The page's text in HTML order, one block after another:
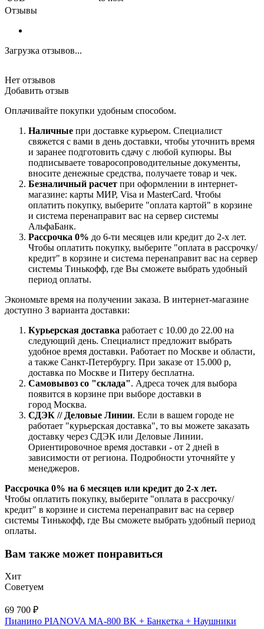
Отзывы
Загрузка отзывов...
Нет отзывов
Добавить отзыв
Оплачивайте покупки удобным способом.
Наличные при доставке курьером. Специалист
свяжется с вами в день доставки, чтобы уточнить время
и заранее подготовить сдачу с любой купюры. Вы
подписываете товаросопроводительные документы,
вносите денежные средства, получаете товар и чек.
Безналичный расчет при оформлении в интернет-
магазине: карты МИР, Visa и MasterCard. Чтобы
оплатить покупку, выберите "оплата картой" в корзине
и система перенаправит вас на сервер системы
АльфаБанк.
Рассрочка 0% до 6-ти месяцев или кредит до 2-х лет.
Чтобы оплатить покупку, выберите "оплата в рассрочку/
кредит" в корзине и система перенаправит вас на сервер
системы Тинькофф, где Вы сможете выбрать удобный
период оплаты.
Экономьте время на получении заказа. В интернет-магазине
доступно 3 варианта доставки:
Курьерская доставка работает с 10.00 до 22.00 на
следующий день. Специалист предложит выбрать
удобное время доставки. Работает по Москве и области,
а также Санкт-Петербургу. При заказе от 15.000 р,
доставка по Москве и Питеру бесплатна.
Самовывоз со "склада". Адреса точек для выбора
появится в корзине при выборе доставки в
город Москва.
СДЭК // Деловые Линии. Если в вашем городе не
работает "курьерская доставка", то вы можете заказать
доставку через СДЭК или Деловые Линии.
Ориентировочное время доставки - от 2 дней в
зависимости от региона. Подробности уточняйте у
менеджеров.
Рассрочка 0% на 6 месяцев или кредит до 2-х лет.
Чтобы оплатить покупку, выберите "оплата в рассрочку/
кредит" в корзине и система перенаправит вас на сервер
системы Тинькофф, где Вы сможете выбрать удобный период
оплаты.
Вам также может понравиться
Хит
Советуем
69 700 ₽
Пианино PIANOVA MA-800 BK + Банкетка + Наушники